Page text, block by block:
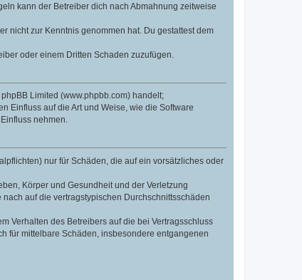
kann der Betreiber dich nach Abmahnung zeitweise
nicht zur Kenntnis genommen hat. Du gestattest dem
oder einem Dritten Schaden zuzufügen.
Limited (www.phpbb.com) handelt;
Einfluss auf die Art und Weise, wie die Software
nehmen.
nur für Schäden, die auf ein vorsätzliches oder
Körper und Gesundheit und der Verletzung
auf die vertragstypischen Durchschnittsschäden
Verhalten des Betreibers auf die bei Vertragsschluss
für mittelbare Schäden, insbesondere entgangenen